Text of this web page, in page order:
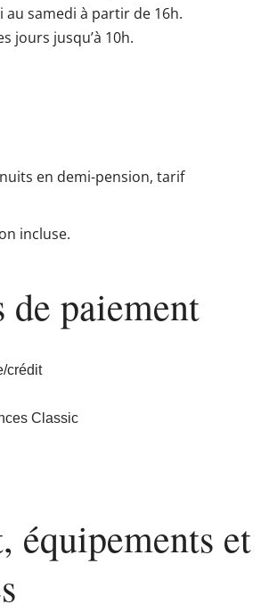
au samedi à partir de 16h.
jours jusqu’à 10h.
en demi-pension, tarif
incluse.
de paiement
crédit
Classic
équipements et